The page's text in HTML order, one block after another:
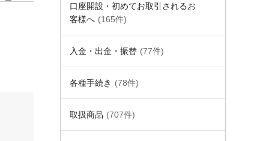
口座開設・初めてお取引されるお
客様へ (165件)
入金・出金・振替 (77件)
各種手続き (78件)
取扱商品 (707件)